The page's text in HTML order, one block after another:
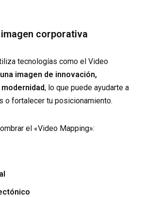
corporativa
tecnologías como el Video
imagen de innovación,
, lo que puede ayudarte a
o fortalecer tu posicionamiento.
el «Video Mapping»: